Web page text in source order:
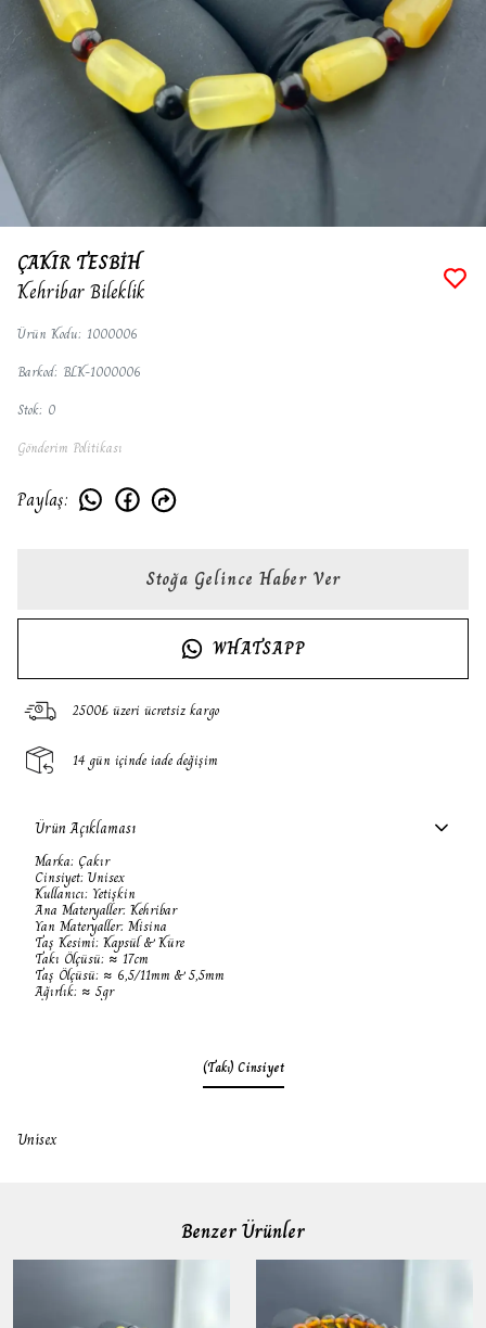
ÇAKIR TESBİH
Kehribar Bileklik
Ürün Kodu: 1000006
Barkod: BLK-1000006
Stok: 0
Gönderim Politikası
Paylaş:
Stoğa Gelince Haber Ver
WHATSAPP
2500₺ üzeri ücretsiz kargo
14 gün içinde iade değişim
Ürün Açıklaması
Marka: Çakır
Cinsiyet: Unisex
Kullanıcı: Yetişkin
Ana Materyaller: Kehribar
Yan Materyaller: Misina
Taş Kesimi: Kapsül & Küre
Takı Ölçüsü: ≈ 17cm
Taş Ölçüsü: ≈ 6,5/11mm & 5,5mm
Ağırlık: ≈ 5gr
(Takı) Cinsiyet
Unisex
Benzer Ürünler